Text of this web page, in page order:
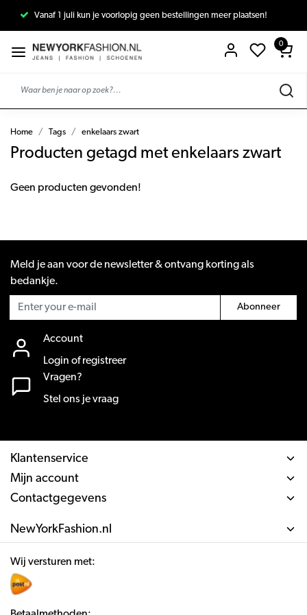
Vanaf 1 juli kun je voorlopig geen bestellingen meer plaatsen!
0
Home Tags enkelaars zwart
Producten getagd met enkelaars zwart
Geen producten gevonden!
Meld je aan voor de newsletter & ontvang korting als
bedankje.
Abonneer
Account
Login of registreer
Vragen?
Stel ons je vraag
Klantenservice
Mijn account
Contactgegevens
NewYorkFashion.nl
Wij versturen met: